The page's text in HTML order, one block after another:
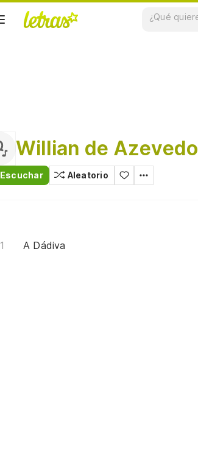
Willian de Azevedo
Escuchar Aleatorio
A Dádiva